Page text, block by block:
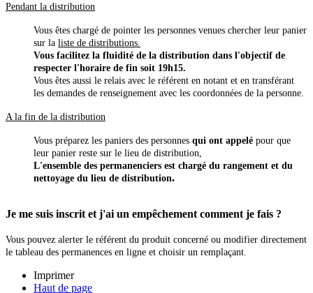
Pendant la distribution
Vous êtes chargé de pointer les personnes venues chercher leur panier
sur la liste de distributions.
Vous facilitez la fluidité de la distribution dans l'objectif de
respecter l'horaire de fin soit 19h15.
Vous êtes aussi le relais avec le référent en notant et en transférant
les demandes de renseignement avec les coordonnées de la personne.
A la fin de la distribution
Vous préparez les paniers des personnes qui ont appelé pour que
leur panier reste sur le lieu de distribution,
L'ensemble des permanenciers est chargé du rangement et du
nettoyage du lieu de distribution.
Je me suis inscrit et j'ai un empêchement comment je fais ?
Vous pouvez alerter le référent du produit concerné ou modifier directement
le tableau des permanences en ligne et choisir un remplaçant.
Imprimer
Haut de page